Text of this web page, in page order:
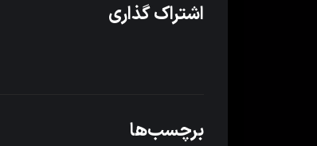
اشتراک گذاری
برچسب‌ها